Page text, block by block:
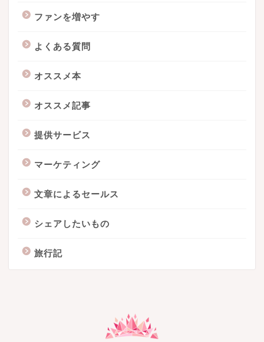
ファンを増やす
よくある質問
オススメ本
オススメ記事
提供サービス
マーケティング
文章によるセールス
シェアしたいもの
旅行記